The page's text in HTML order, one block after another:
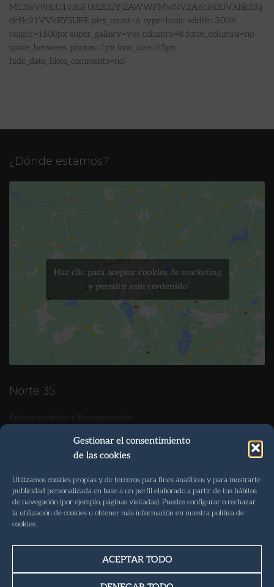
Gestionar el consentimiento
de las cookies
Utilizamos cookies propias y de terceros para fines analíticos y para mostrarte
publicidad personalizada en base a un perfil elaborado a partir de tus hábitos
de navegación (por ejemplo, páginas visitadas). Puedes configurar o rechazar
la utilización de cookies u obtener más información en nuestra política de
cookies.
ACEPTAR TODO
M1JSeV9HcU1vSGFUd2Q2YjZAWWFMwNVZA6bHdUVXhkS3lj
ck9lc21VVkRYSURR pics_count=6 type=basic width=300%
height=1500px super_gallery=yes columns=8 force_columns=no
space_between_photos=1px icon_size=65px
hide_date_likes_comments=no]
¿Dónde estamos?
Haz clic para aceptar cookies de marketing
y permitir este contenido
Norte 35
Móvil 647 99 82 63
info@norte35.com
Martes, Miércoles y Viernes 07:00 – 22:00
Lunes y Jueves 06:00 – 22:00
Vía de Servicio Las Arenas S/N – Junto a Lidl
38400 · Puerto de la Cruz